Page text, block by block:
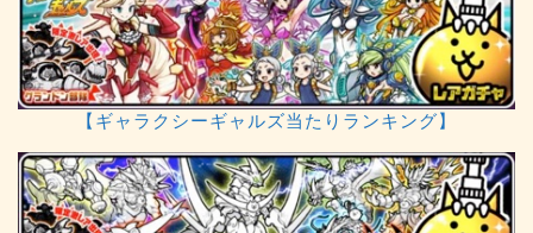
【ギャラクシーギャルズ当たりランキング】